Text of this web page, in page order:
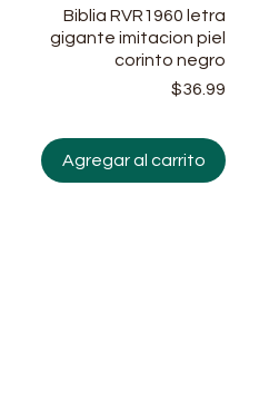
Vista rápida
Biblia RVR1960 letra
gigante imitacion piel
corinto negro
Precio
$36.99
Agregar al carrito